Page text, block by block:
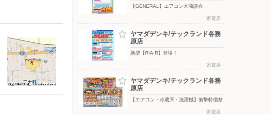
【GENERAL】エアコン大商談会
家電店
ヤマダデンキ/テックランド各務
原店
新型【RIAIR】登場！
家電店
ヤマダデンキ/テックランド各務
原店
【エアコン・冷蔵庫・洗濯機】衝撃特価祭
家電店